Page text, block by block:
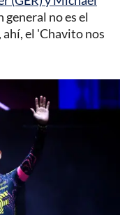
no es el
el 'Chavito nos